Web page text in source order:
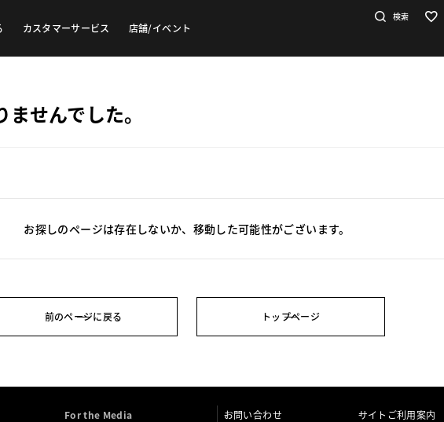
カスタマーサービス 店舗/イベント
検索
せんでした。
お探しのページは存在しないか、移動した可能性がございます。
前のページに戻る トップページ
For the Media
お問い合わせ
サイトご利用案内